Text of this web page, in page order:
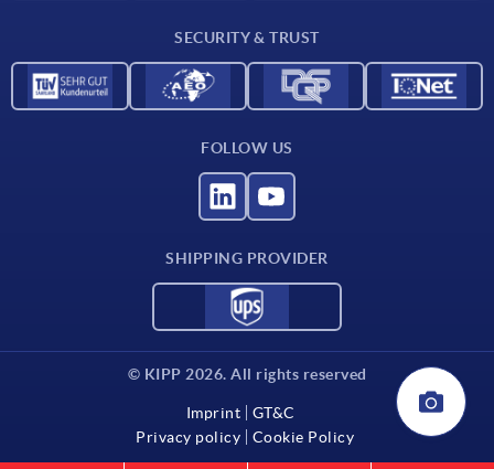
SECURITY & TRUST
FOLLOW US
SHIPPING PROVIDER
© KIPP 2026. All rights reserved
Imprint
GT&C
Privacy policy
Cookie Policy